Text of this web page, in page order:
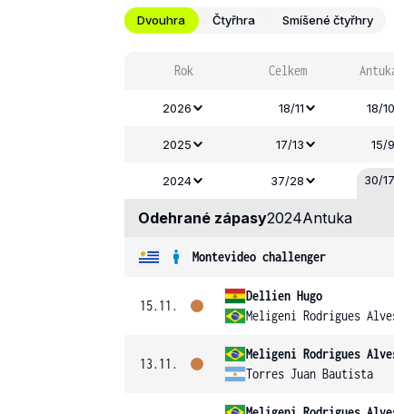
Dvouhra Čtyřhra Smíšené čtyřhry
Rok Celkem
2026 18/11 18/10
2025 17/13 15/9
2024 37/28 30/17
Odehrané zápasy2024Antuka
Montevideo challenger
15.11.
Dellien Hugo
Meligeni Rodrigues
13.11.
Meligeni Rodrigues
Torres Juan Bautista